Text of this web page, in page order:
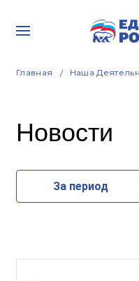
Главная Наша
Новости
За период